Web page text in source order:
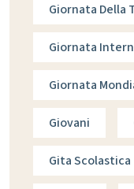
Giornata Della
Giornata
Giornata
Giovani
Gita Scolastica